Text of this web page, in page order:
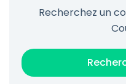
Recherchez un